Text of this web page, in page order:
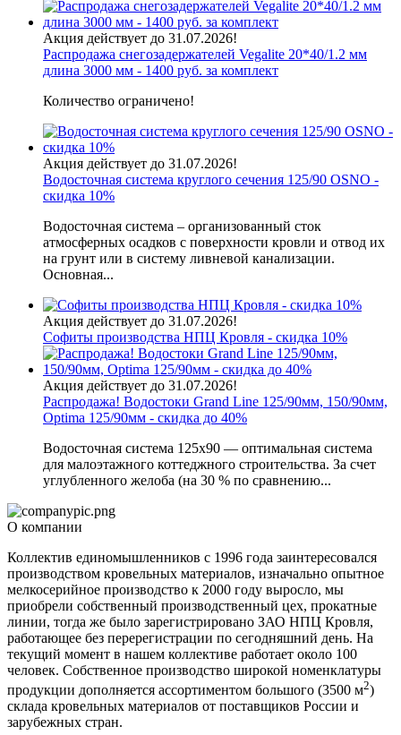
Акция действует до 31.07.2026!
Распродажа снегозадержателей Vegalite 20*40/1.2 мм
длина 3000 мм - 1400 руб. за комплект
Количество ограничено!
Акция действует до 31.07.2026!
Водосточная система круглого сечения 125/90 OSNO -
скидка 10%
Водосточная система – организованный сток
атмосферных осадков с поверхности кровли и отвод их
на грунт или в систему ливневой канализации.
Основная...
Акция действует до 31.07.2026!
Софиты производства НПЦ Кровля - скидка 10%
Акция действует до 31.07.2026!
Распродажа! Водостоки Grand Line 125/90мм, 150/90мм,
Optima 125/90мм - скидка до 40%
Водосточная система 125х90 — оптимальная система
для малоэтажного коттеджного строительства. За счет
углубленного желоба (на 30 % по сравнению...
О компании
Коллектив единомышленников с 1996 года заинтересовался
производством кровельных материалов, изначально опытное
мелкосерийное производство к 2000 году выросло, мы
приобрели собственный производственный цех, прокатные
линии, тогда же было зарегистрировано ЗАО НПЦ Кровля,
работающее без перерегистрации по сегодняшний день. На
текущий момент в нашем коллективе работает около 100
человек. Собственное производство широкой номенклатуры
продукции дополняется ассортиментом большого (3500 м2)
склада кровельных материалов от поставщиков России и
зарубежных стран.